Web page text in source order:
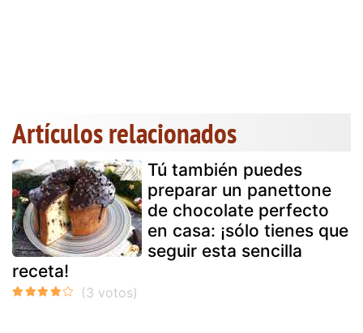
Artículos relacionados
Tú también puedes
preparar un panettone
de chocolate perfecto
en casa: ¡sólo tienes que
seguir esta sencilla
receta!